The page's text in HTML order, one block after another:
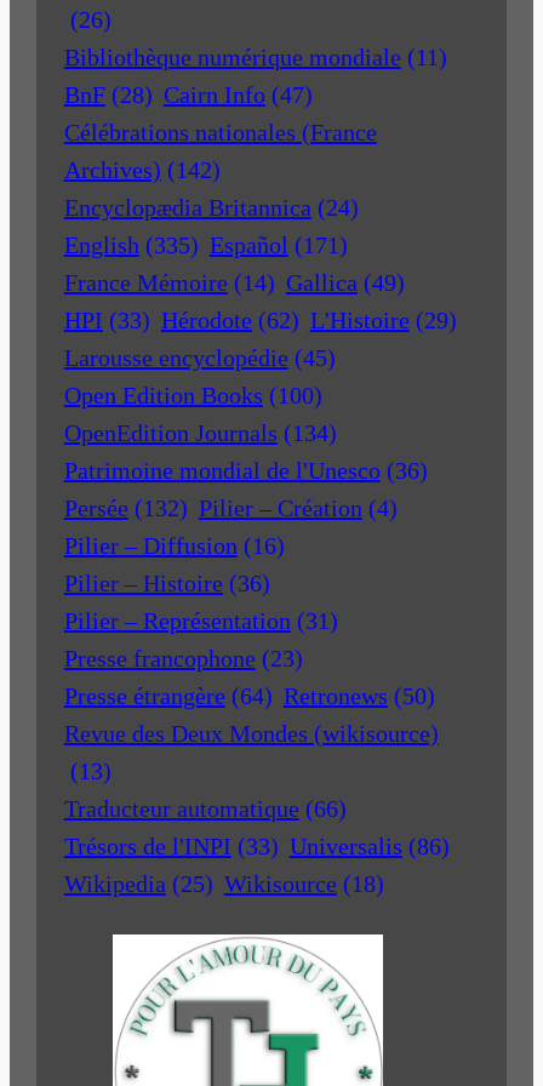
(26)
Bibliothèque numérique mondiale (11)
BnF (28) Cairn Info (47)
Célébrations nationales (France
Archives) (142)
Encyclopædia Britannica (24)
English (335) Español (171)
France Mémoire (14) Gallica (49)
HPI (33) Hérodote (62) L'Histoire (29)
Larousse encyclopédie (45)
Open Edition Books (100)
OpenEdition Journals (134)
Patrimoine mondial de l'Unesco (36)
Persée (132) Pilier – Création (4)
Pilier – Diffusion (16)
Pilier – Histoire (36)
Pilier – Représentation (31)
Presse francophone (23)
Presse étrangère (64) Retronews (50)
Revue des Deux Mondes (wikisource)
(13)
Traducteur automatique (66)
Trésors de l'INPI (33) Universalis (86)
Wikipedia (25) Wikisource (18)